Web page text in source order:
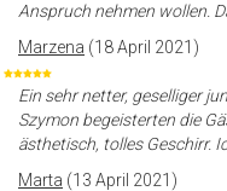
Anspruch nehmen wollen.
Marzena (18 April 2021)
Ein sehr netter, geselliger
Szymon begeisterten die
ästhetisch, tolles Geschirr.
Marta (13 April 2021)